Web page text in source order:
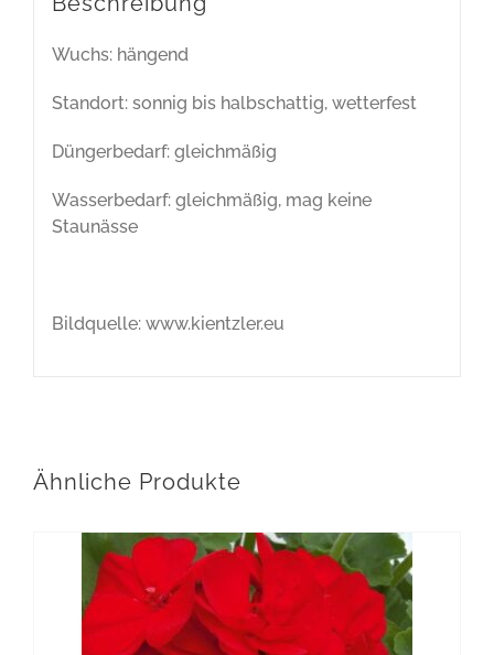
Wuchs: hängend
Standort: sonnig bis halbschattig, wetterfest
Düngerbedarf: gleichmäßig
Wasserbedarf: gleichmäßig, mag keine
Staunässe
Bildquelle: www.kientzler.eu
Ähnliche Produkte